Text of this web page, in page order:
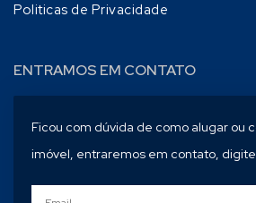
Politicas de Privacidade
ENTRAMOS EM CONTATO
Ficou com dúvida de como alugar ou
imóvel, entraremos em contato,